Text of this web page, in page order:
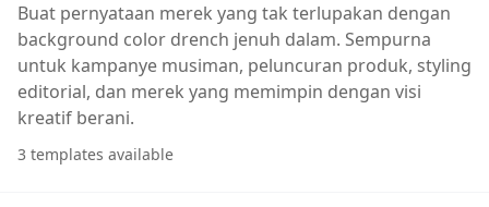
Buat pernyataan merek yang tak terlupakan dengan
background color drench jenuh dalam. Sempurna
untuk kampanye musiman, peluncuran produk, styling
editorial, dan merek yang memimpin dengan visi
kreatif berani.
3 templates available